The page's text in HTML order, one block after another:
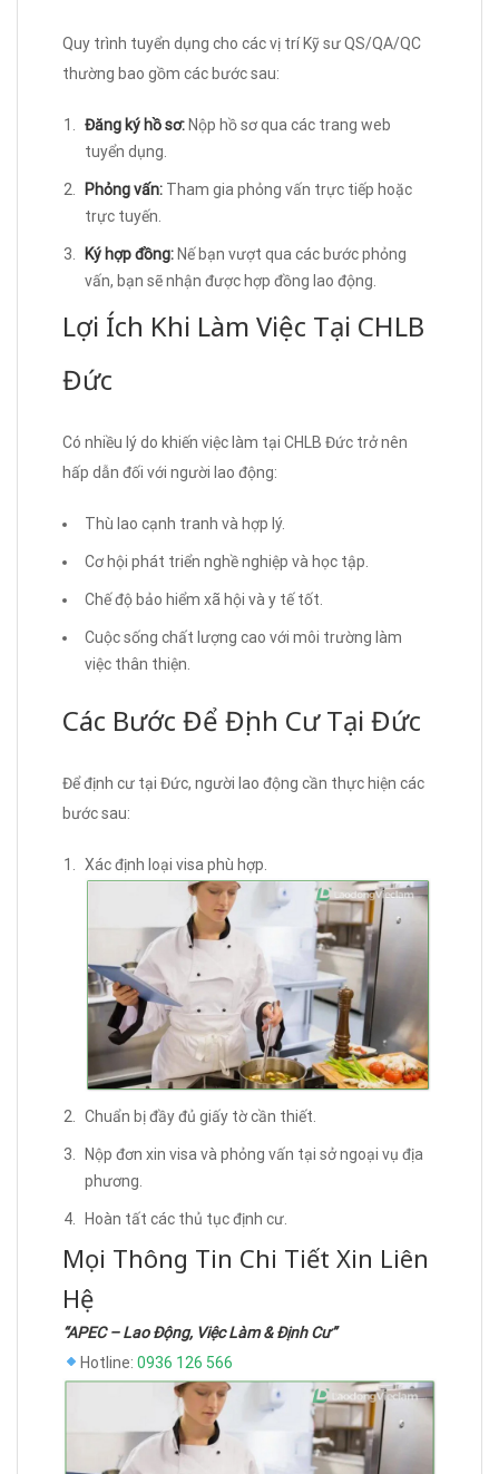
Quy trình tuyển dụng cho các vị trí Kỹ sư QS/QA/QC
thường bao gồm các bước sau:
Đăng ký hồ sơ: Nộp hồ sơ qua các trang web
tuyển dụng.
Phỏng vấn: Tham gia phỏng vấn trực tiếp hoặc
trực tuyến.
Ký hợp đồng: Nế bạn vượt qua các bước phỏng
vấn, bạn sẽ nhận được hợp đồng lao động.
Lợi Ích Khi Làm Việc Tại CHLB
Đức
Có nhiều lý do khiến việc làm tại CHLB Đức trở nên
hấp dẫn đối với người lao động:
Thù lao cạnh tranh và hợp lý.
Cơ hội phát triển nghề nghiệp và học tập.
Chế độ bảo hiểm xã hội và y tế tốt.
Cuộc sống chất lượng cao với môi trường làm
việc thân thiện.
Các Bước Để Định Cư Tại Đức
Để định cư tại Đức, người lao động cần thực hiện các
bước sau:
Xác định loại visa phù hợp.
Chuẩn bị đầy đủ giấy tờ cần thiết.
Nộp đơn xin visa và phỏng vấn tại sở ngoại vụ địa
phương.
Hoàn tất các thủ tục định cư.
Mọi Thông Tin Chi Tiết Xin Liên
Hệ
“APEC – Lao Động, Việc Làm & Định Cư”
Hotline: 0936 126 566